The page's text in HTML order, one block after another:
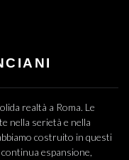
realtà a Roma. Le
nella serietà e nella
costruito in questi
espansione,